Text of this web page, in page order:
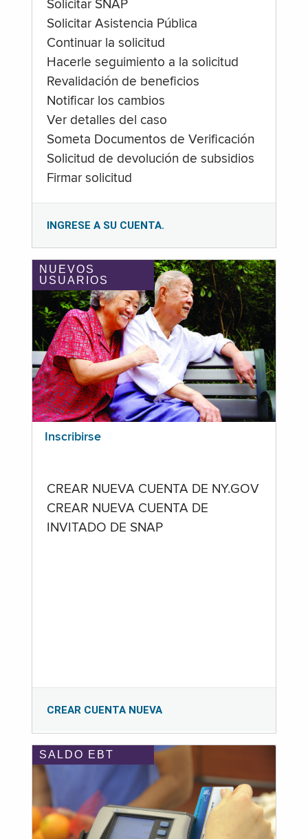
Solicitar SNAP
Solicitar Asistencia Pública
Continuar la solicitud
Hacerle seguimiento a la solicitud
Revalidación de beneficios
Notificar los cambios
Ver detalles del caso
Someta Documentos de Verificación
Solicitud de devolución de subsidios
Firmar solicitud
INGRESE A SU CUENTA.
NUEVOS
USUARIOS
Inscribirse
CREAR NUEVA CUENTA DE NY.GOV
CREAR NUEVA CUENTA DE
INVITADO DE SNAP
CREAR CUENTA NUEVA
SALDO EBT